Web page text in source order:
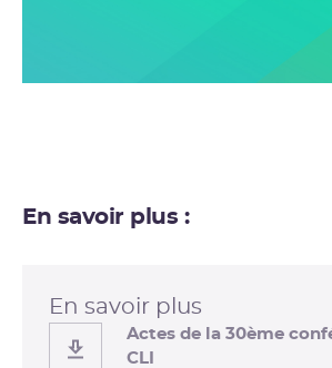
En savoir plus :
En savoir plus
Actes de la 30ème
CLI